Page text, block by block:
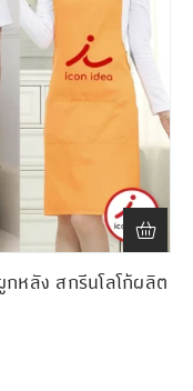
กหลัง สกรีนโลโก้ผลิต